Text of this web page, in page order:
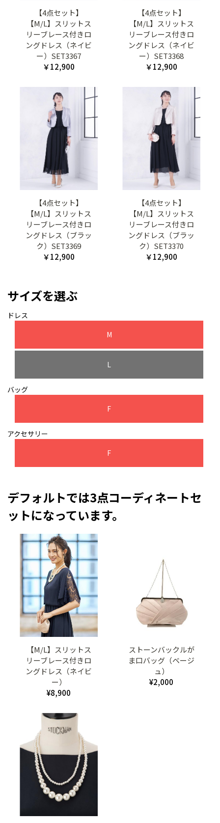
【4点セット】
【M/L】スリットス
リーブレース付きロ
ングドレス（ネイビ
ー）SET3367
￥12,900
【4点セット】
【M/L】スリットス
リーブレース付きロ
ングドレス（ネイビ
ー）SET3368
￥12,900
【4点セット】
【M/L】スリットス
リーブレース付きロ
ングドレス（ブラッ
ク）SET3369
￥12,900
【4点セット】
【M/L】スリットス
リーブレース付きロ
ングドレス（ブラッ
ク）SET3370
￥12,900
サイズを選ぶ
ドレス
M
L
バッグ
F
アクセサリー
F
デフォルトでは3点コーディネートセ
ットになっています。
【M/L】スリットス
リーブレース付きロ
ングドレス（ネイビ
ー）
¥8,900
ストーンバックルが
ま口バッグ（ベージ
ュ）
¥2,000